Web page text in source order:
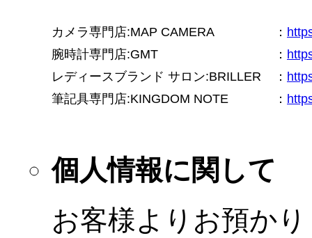
カメラ専門店:MAP CAMERA ：
腕時計専門店:GMT
：
レディースブランド サロン:BRILLER
：
筆記具専門店:KINGDOM NOTE
：
個人情報に関して
お客様よりお預か